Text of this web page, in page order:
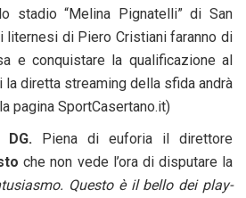
stadio “Melina Pignatelli” di San
liternesi di Piero Cristiani faranno di
e conquistare la qualificazione al
la diretta streaming della sfida andrà
pagina SportCasertano.it)
DG. Piena di euforia il direttore
che non vede l’ora di disputare la
Questo è il bello dei play-